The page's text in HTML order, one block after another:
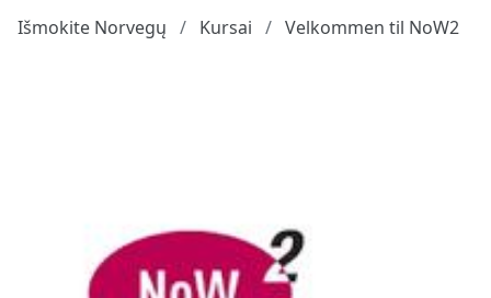
Išmokite Norvegų Kursai Velkommen til NoW2